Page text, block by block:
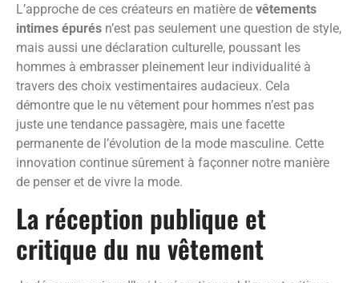
L’approche de ces créateurs en matière de vêtements
intimes épurés n’est pas seulement une question de style,
mais aussi une déclaration culturelle, poussant les
hommes à embrasser pleinement leur individualité à
travers des choix vestimentaires audacieux. Cela
démontre que le nu vêtement pour hommes n’est pas
juste une tendance passagère, mais une facette
permanente de l’évolution de la mode masculine. Cette
innovation continue sûrement à façonner notre manière
de penser et de vivre la mode.
La réception publique et
critique du nu vêtement